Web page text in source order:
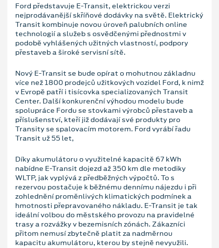
Ford představuje E-Transit, elektrickou verzi
nejprodávanější skříňové dodávky na světě. Elektrický
Transit kombinuje novou úroveň palubních online
technologií a služeb s osvědčenými přednostmi v
podobě vyhlášených užitných vlastností, podpory
přestaveb a široké servisní sítě.
Nový E-Transit se bude opírat o mohutnou základnu
více než 1800 prodejců užitkových vozidel Ford, k nimž
v Evropě patří i tisícovka specializovaných Transit
Center. Další konkurenční výhodou modelu bude
spolupráce Fordu se stovkami výrobců přestaveb a
příslušenství, kteří již dodávají své produkty pro
Transity se spalovacím motorem. Ford vyrábí řadu
Transit už 55 let,
Díky akumulátoru o využitelné kapacitě 67 kWh
nabídne E-Transit dojezd až 350 km dle metodiky
WLTP, jak vyplývá z předběžných výpočtů. To s
rezervou postačuje k běžnému dennímu nájezdu i při
zohlednění proměnlivých klimatických podmínek a
hmotnosti přepravovaného nákladu. E-Transit je tak
ideální volbou do městského provozu na pravidelné
trasy a rozvážky v bezemisních zónách. Zákazníci
přitom nemusí zbytečně platit za nadměrnou
kapacitu akumulátoru, kterou by stejně nevyužili.